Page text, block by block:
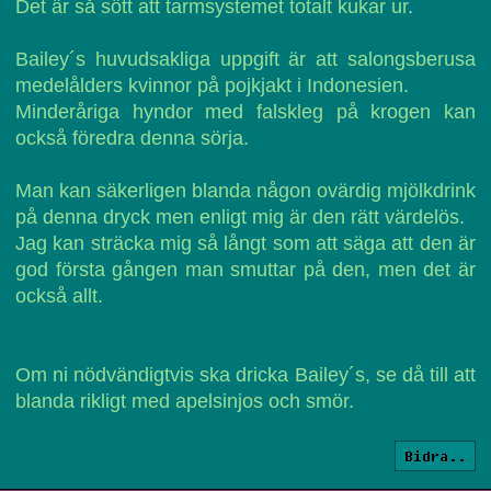
Det är så sött att tarmsystemet totalt kukar ur.
Bailey´s huvudsakliga uppgift är att salongsberusa
medelålders kvinnor på pojkjakt i Indonesien.
Minderåriga hyndor med falskleg på krogen kan
också föredra denna sörja.
Man kan säkerligen blanda någon ovärdig mjölkdrink
på denna dryck men enligt mig är den rätt värdelös.
Jag kan sträcka mig så långt som att säga att den är
god första gången man smuttar på den, men det är
också allt.
Om ni nödvändigtvis ska dricka Bailey´s, se då till att
blanda rikligt med apelsinjos och smör.
Bidra..